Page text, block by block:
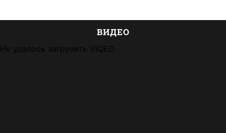
ВИДЕО
Не удалось загрузить VIQEO